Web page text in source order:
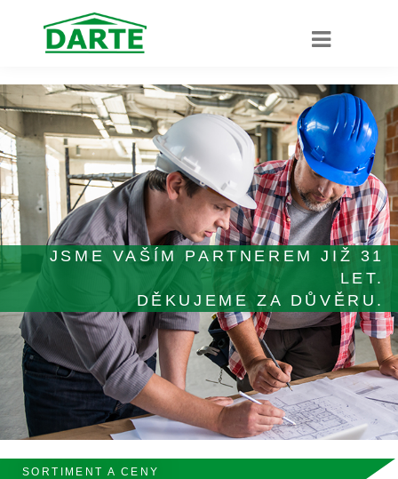
JSME VAŠÍM PARTNEREM JIŽ 31
LET.
DĚKUJEME ZA DŮVĚRU.
SORTIMENT A CENY